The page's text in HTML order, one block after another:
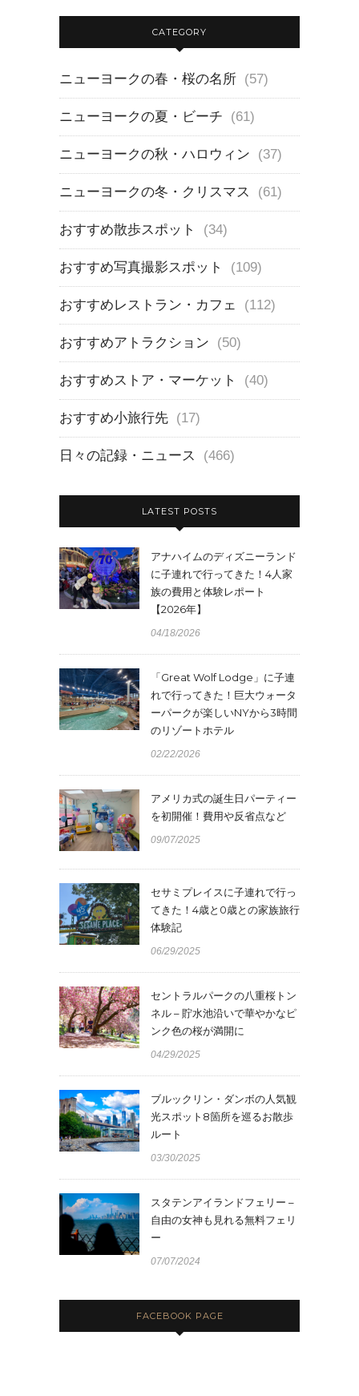
CATEGORY
ニューヨークの春・桜の名所 (57)
ニューヨークの夏・ビーチ (61)
ニューヨークの秋・ハロウィン (37)
ニューヨークの冬・クリスマス (61)
おすすめ散歩スポット (34)
おすすめ写真撮影スポット (109)
おすすめレストラン・カフェ (112)
おすすめアトラクション (50)
おすすめストア・マーケット (40)
おすすめ小旅行先 (17)
日々の記録・ニュース (466)
LATEST POSTS
アナハイムのディズニーランド
に子連れで行ってきた！4人家
族の費用と体験レポート
【2026年】
04/18/2026
「Great Wolf Lodge」に子連
れで行ってきた！巨大ウォータ
ーパークが楽しいNYから3時間
のリゾートホテル
02/22/2026
アメリカ式の誕生日パーティー
を初開催！費用や反省点など
09/07/2025
セサミプレイスに子連れで行っ
てきた！4歳と0歳との家族旅行
体験記
06/29/2025
セントラルパークの八重桜トン
ネル – 貯水池沿いで華やかなピ
ンク色の桜が満開に
04/29/2025
ブルックリン・ダンボの人気観
光スポット8箇所を巡るお散歩
ルート
03/30/2025
スタテンアイランドフェリー –
自由の女神も見れる無料フェリ
ー
07/07/2024
FACEBOOK PAGE